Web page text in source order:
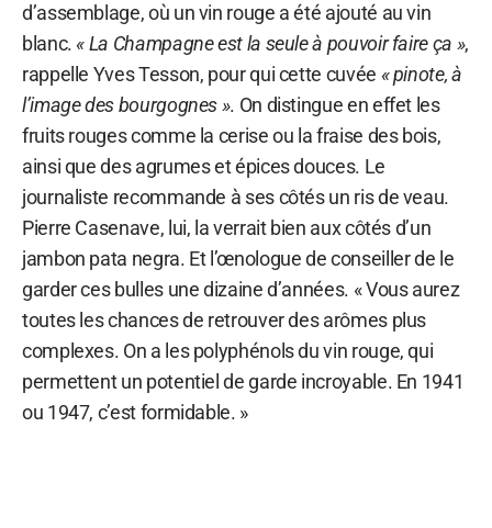
d’assemblage, où un vin rouge a été ajouté au vin
blanc.« La Champagne est la seule à pouvoir faire ça »,
rappelle Yves Tesson, pour qui cette cuvée « pinote, à
l’image des bourgognes ». On distingue en effet les
fruits rouges comme la cerise ou la fraise des bois,
ainsi que des agrumes et épices douces. Le
journaliste recommande à ses côtés un ris de veau.
Pierre Casenave, lui, la verrait bien aux côtés d’un
jambon pata negra. Et l’œnologue de conseiller de le
garder ces bulles une dizaine d’années. « Vous aurez
toutes les chances de retrouver des arômes plus
complexes. On a les polyphénols du vin rouge, qui
permettent un potentiel de garde incroyable. En 1941
ou 1947, c’est formidable. »